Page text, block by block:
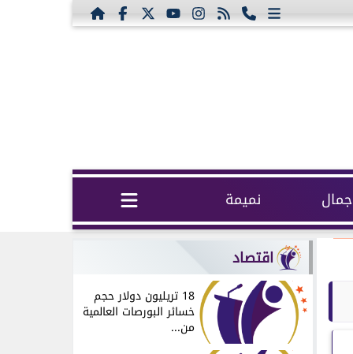
نميمة
اقتصاد
18 تريليون دولار حجم
خسائر البورصات العالمية
من...